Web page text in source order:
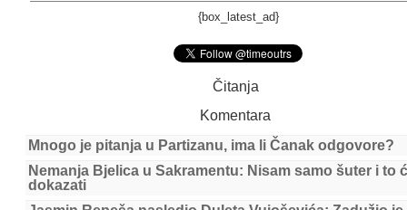
{box_latest_ad}
Čitanja
Komentara
Mnogo je pitanja u Partizanu, ima li Čanak odgovore?
Nemanja Bjelica u Sakramentu: Nisam samo šuter i to
dokazati